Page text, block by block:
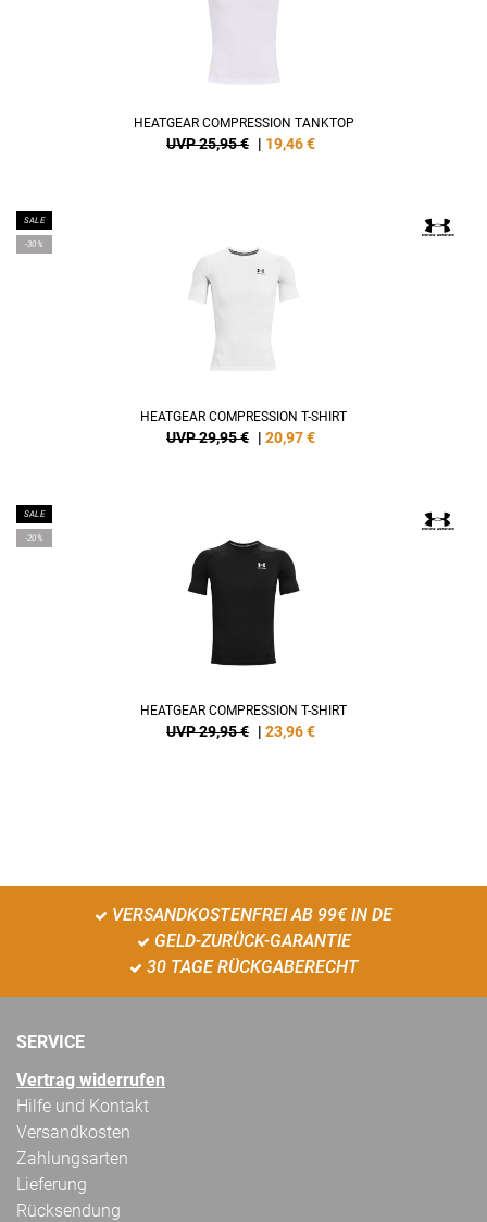
HEATGEAR COMPRESSION TANKTOP
UVP 25,95 € | 19,46€
SALE
-30%
HEATGEAR COMPRESSION T-SHIRT
UVP 29,95 € | 20,97€
SALE
-20%
HEATGEAR COMPRESSION T-SHIRT
UVP 29,95 € | 23,96€
VERSANDKOSTENFREI AB 99€ IN DE
GELD-ZURÜCK-GARANTIE
30 TAGE RÜCKGABERECHT
SERVICE
Vertrag widerrufen
Hilfe und Kontakt
Versandkosten
Zahlungsarten
Lieferung
Rücksendung